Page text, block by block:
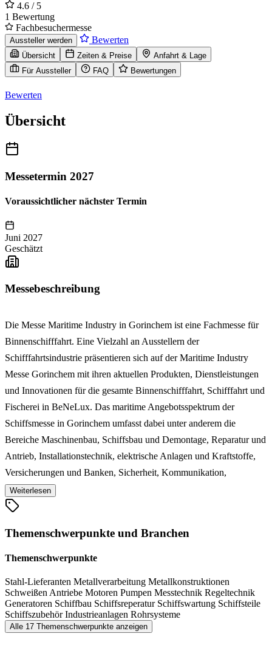
4.6 / 5
1 Bewertung
Fachbesuchermesse
Aussteller werden Bewerten
Übersicht Zeiten & Preise
Anfahrt & Lage
Für Aussteller
FAQ Bewertungen
Bewerten
Übersicht
Messetermin 2027
Voraussichtlicher nächster Termin
Juni 2027
Geschätzt
Messebeschreibung
Die Messe Maritime Industry in Gorinchem ist eine Fachmesse für
Binnenschifffahrt. Eine Vielzahl an Ausstellern der
Schifffahrtsindustrie präsentieren sich auf der Maritime Industry
Messe Gorinchem mit ihren aktuellen Produkten, Dienstleistungen
und Innovationen für die gesamte Binnenschifffahrt, Schifffahrt und
Fischerei in BeNeLux. Das maritime Angebotsspektrum der
Schiffsmesse in Gorinchem umfasst dabei unter anderem die
Bereiche Maschinenbau, Schiffsbau und Demontage, Reparatur und
Antrieb, Installationstechnik, elektrische Anlagen und Kraftstoffe,
Versicherungen und Banken, Sicherheit, Kommunikation,
Navigation und Schiffskomponenten, Handel und Güterverkehr,
Hafen und Infrastruktur, sowie Innenausbau und entsprechende
Pflege von Geschäftskontakten, machen die Maritime Industry in
Gorinchem darüber hinaus zu einer wertvollen Plattform für
BeNeLux.
Weiterlesen
Themenschwerpunkte und Branchen
Themenschwerpunkte
Stahl-Lieferanten Metallverarbeitung Metallkonstruktionen
Schweißen Antriebe Motoren Pumpen Messtechnik Regeltechnik
Generatoren Schiffbau Schiffsreperatur Schiffswartung Schiffsteile
SchiffszubehörIndustrieanlagen Rohrsysteme
Alle 17 Themenschwerpunkte anzeigen